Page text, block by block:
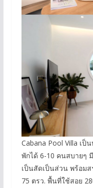
Cabana Pool Villa เป็
พักได้ 6-10 คนสบายๆ
เป็นสัดเป็นส่วน พร้อม
75 ตรว. พื้นที่ใช้สอย